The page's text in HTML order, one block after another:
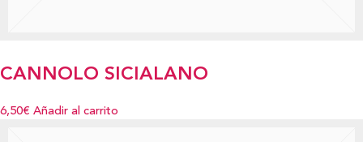
CANNOLO SICIALANO
6,50€ Añadir al carrito